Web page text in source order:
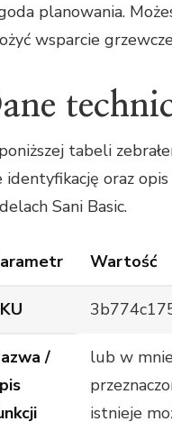
planowania.
wsparcie
tabeli
identyfikację oraz
Sani Basic.
Wartość
/
lub w
istnieje